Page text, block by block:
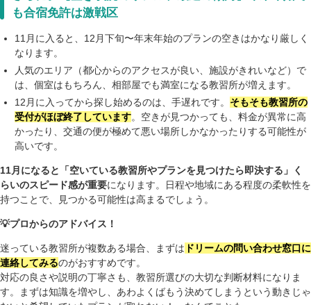
も合宿免許は激戦区
11月に入ると、12月下旬〜年末年始のプランの空きはかなり厳しく
なります。
人気のエリア（都心からのアクセスが良い、施設がきれいなど）で
は、個室はもちろん、相部屋でも満室になる教習所が増えます。
12月に入ってから探し始めるのは、手遅れです。 そもそも教習所の
受付がほぼ終了しています。空きが見つかっても、料金が異常に高
かったり、交通の便が極めて悪い場所しかなかったりする可能性が
高いです。
11月になると「空いている教習所やプランを見つけたら即決する」く
らいのスピード感が重要になります。日程や地域にある程度の柔軟性を
持つことで、見つかる可能性は高まるでしょう。
💡プロからのアドバイス！
迷っている教習所が複数ある場合、まずは ドリームの問い合わせ窓口に
連絡してみるのがおすすめです。
対応の良さや説明の丁寧さも、教習所選びの大切な判断材料になりま
す。まずは知識を増やし、あわよくばもう決めてしまうという動きじゃ